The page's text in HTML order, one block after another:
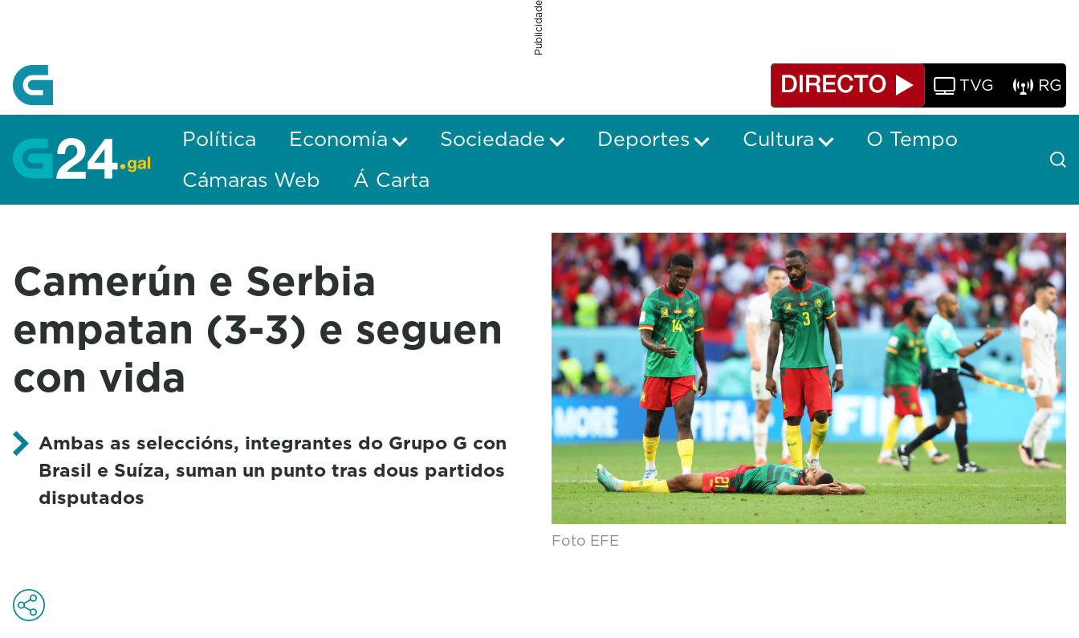
Publicidade
TVG RG
Política Economía Sociedade Deportes Cultura
O Tempo
Cámaras Web
Á Carta
Camerún e Serbia
empatan (3-3) e seguen
con vida
Ambas as seleccións, integrantes do Grupo G con
Brasil e Suíza, suman un punto tras dous partidos
disputados
Foto EFE